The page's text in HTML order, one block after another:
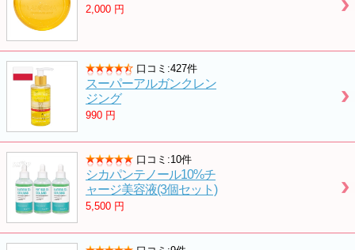
2,000 円
口コミ:427件
スーパーアルガンクレン
ジング
990 円
口コミ:10件
シカパンテノール10%チ
ャージ美容液(3個セット)
5,500 円